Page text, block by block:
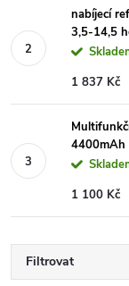
nabíjecí
3,5-14,5
1 837 Kč
4400mAh
1 100 Kč
Filtrovat